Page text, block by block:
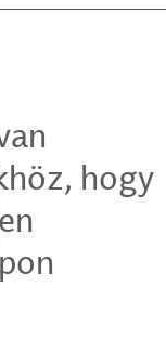
hogy